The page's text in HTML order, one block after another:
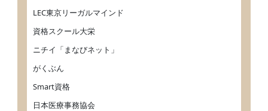
LEC東京リーガルマインド
資格スクール大栄
ニチイ「まなびネット」
がくぶん
Smart資格
日本医療事務協会